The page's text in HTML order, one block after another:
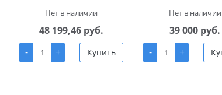
Нет в наличии
48 199,46 руб.
-
+ Купить
Нет в наличии
39 000 руб.
-
+